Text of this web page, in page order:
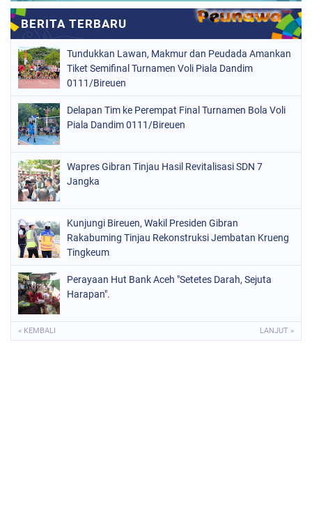
Tundukkan Lawan, Makmur dan Peudada Amankan
Tiket Semifinal Turnamen Voli Piala Dandim
0111/Bireuen
Delapan Tim ke Perempat Final Turnamen Bola Voli
Piala Dandim 0111/Bireuen
Wapres Gibran Tinjau Hasil Revitalisasi SDN 7
Jangka
Kunjungi Bireuen, Wakil Presiden Gibran
Rakabuming Tinjau Rekonstruksi Jembatan Krueng
Tingkeum
Perayaan Hut Bank Aceh "Setetes Darah, Sejuta
Harapan".
« KEMBALI LANJUT »